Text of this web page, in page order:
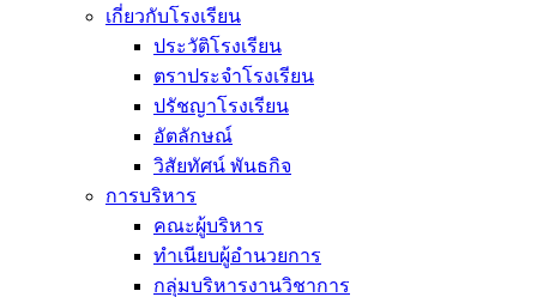
เกี่ยวกับโรงเรียน
ประวัติโรงเรียน
ตราประจำโรงเรียน
ปรัชญาโรงเรียน
อัตลักษณ์
วิสัยทัศน์ พันธกิจ
การบริหาร
คณะผู้บริหาร
ทำเนียบผู้อำนวยการ
กลุ่มบริหารงานวิชาการ